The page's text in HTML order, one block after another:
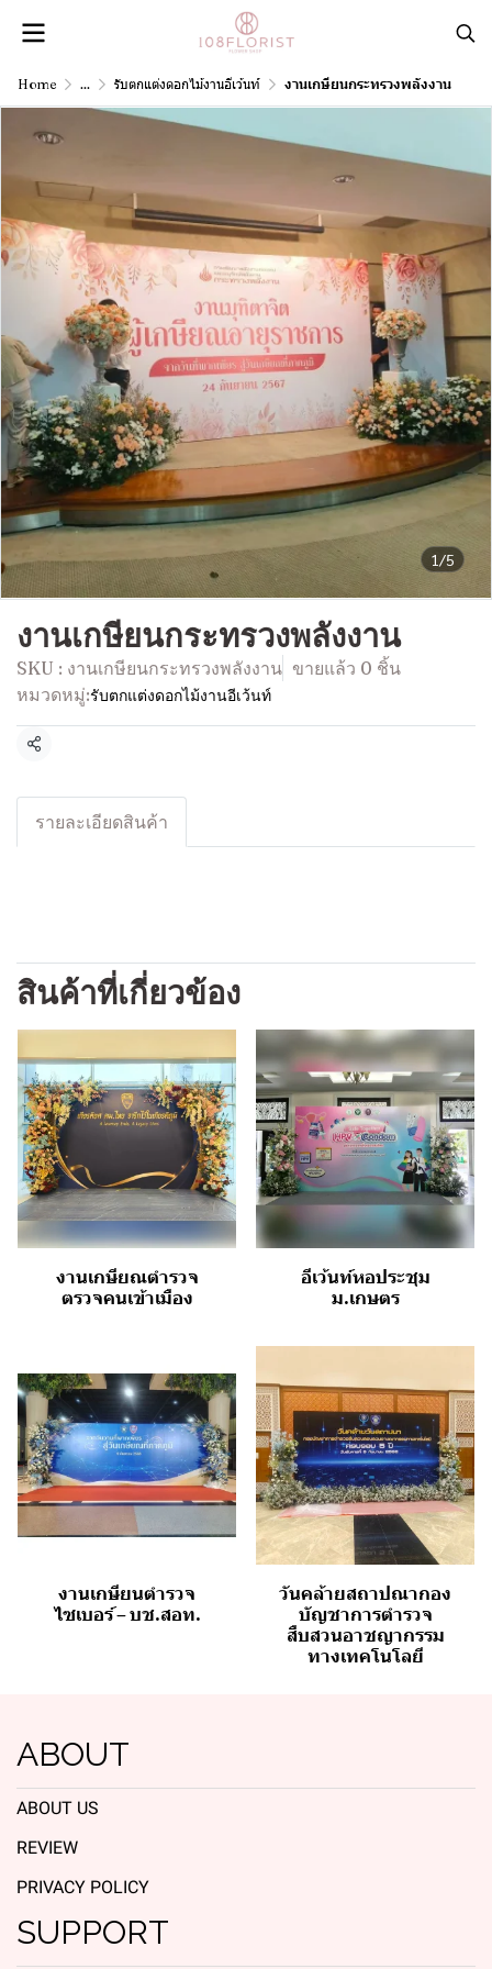
Home ... รับตกแต่งดอกไม้งานอีเว้นท์ งานเกษียนกระทรวงพลังงาน
1/5
งานเกษียนกระทรวงพลังงาน
SKU : งานเกษียนกระทรวงพลังงาน ขายแล้ว 0 ชิ้น
หมวดหมู่:รับตกแต่งดอกไม้งานอีเว้นท์
แชร์
รายละเอียดสินค้า
สินค้าที่เกี่ยวข้อง
งานเกษียณตำรวจ
ตรวจคนเข้าเมือง
อีเว้นท์หอประชุม
ม.เกษตร
งานเกษียนตำรวจ
ไซเบอร์ – บช.สอท.
วันคล้ายสถาปณากอง
บัญชาการตำรวจ
สืบสวนอาชญากรรม
ทางเทคโนโลยี
ABOUT
ABOUT US
REVIEW
PRIVACY POLICY
SUPPORT